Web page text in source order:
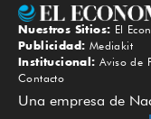
Nuestros Sitios: El
Publicidad: Mediakit
Institucional: Aviso de
Contacto
Una empresa de